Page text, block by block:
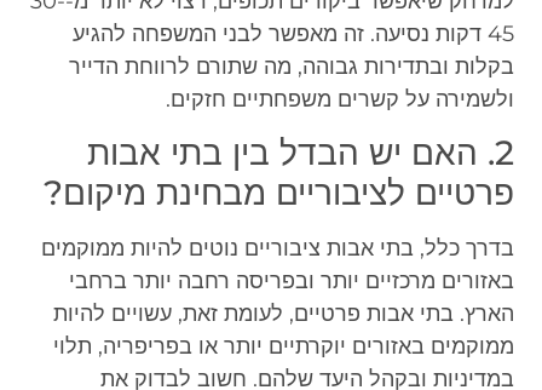
45 דקות נסיעה. זה מאפשר לבני המשפחה להגיע
בקלות ובתדירות גבוהה, מה שתורם לרווחת הדייר
ולשמירה על קשרים משפחתיים חזקים.
2. האם יש הבדל בין בתי אבות
פרטיים לציבוריים מבחינת מיקום?
בדרך כלל, בתי אבות ציבוריים נוטים להיות ממוקמים
באזורים מרכזיים יותר ובפריסה רחבה יותר ברחבי
הארץ. בתי אבות פרטיים, לעומת זאת, עשויים להיות
ממוקמים באזורים יוקרתיים יותר או בפריפריה, תלוי
במדיניות ובקהל היעד שלהם. חשוב לבדוק את